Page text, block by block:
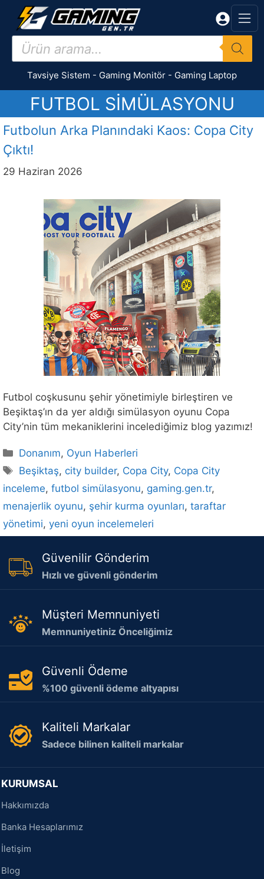
İçeriğe
Products
search
Tavsiye Sistem - Gaming Monitör - Gaming Laptop
FUTBOL SIMÜLASYONU
Futbolun Arka Planındaki Kaos: Copa City
Çıktı!
29 Haziran 2026
Futbol coşkusunu şehir yönetimiyle birleştiren ve
Beşiktaş’ın da yer aldığı simülasyon oyunu Copa
City’nin tüm mekaniklerini incelediğimiz blog yazımız!
Kategoriler
Donanım, Oyun Haberleri
Etiketler
Beşiktaş, city builder, Copa City, Copa City
inceleme, futbol simülasyonu, gaming.gen.tr,
menajerlik oyunu, şehir kurma oyunları, taraftar
yönetimi, yeni oyun incelemeleri
Güvenilir Gönderim
Hızlı ve güvenli gönderim
Müşteri Memnuniyeti
Memnuniyetiniz Önceliğimiz
Güvenli Ödeme
%100 güvenli ödeme altyapısı
Kaliteli Markalar
Sadece bilinen kaliteli markalar
KURUMSAL
Hakkımızda
Banka Hesaplarımız
İletişim
Blog